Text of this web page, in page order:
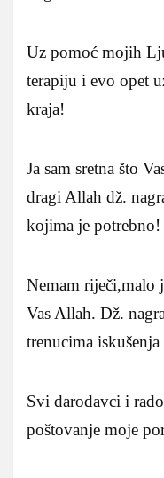
Uz pomoć mojih
terapiju i evo opet
kraja!
Ja sam sretna što
dragi Allah dž.
kojima je potrebno!
Nemam riječi,malo
Vas Allah. Dž.
trenucima
Svi darodavci i
poštovanje moje